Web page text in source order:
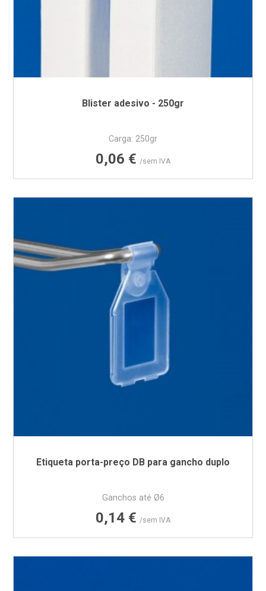
Blister adesivo - 250gr
Carga: 250gr
Preço
0,06 € /sem IVA
Etiqueta porta-preço DB para gancho duplo
Ganchos até Ø6
Preço
0,14 € /sem IVA